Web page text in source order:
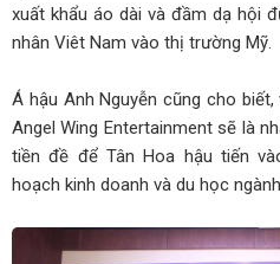
xuất khẩu áo dài và đầm dạ hội
nhân Viêt Nam vào thị trường Mỹ.
Á hậu Anh Nguyễn cũng cho
Angel Wing Entertainment sẽ là
tiền đề để Tân Hoa hậu tiến
hoạch kinh doanh và du học